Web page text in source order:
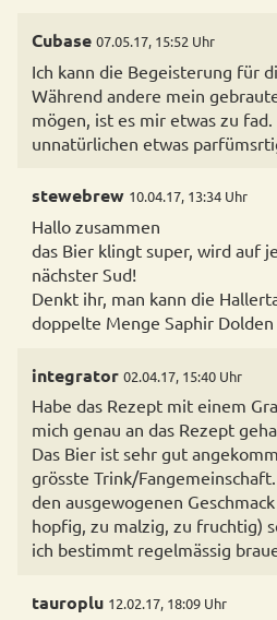
Cubase 07.05.17, 15:52 Uhr
Ich kann die Begeisterung für
Während andere mein
mögen, ist es mir etwas zu fad.
unnatürlichen etwas
stewebrew 10.04.17, 13:34 Uhr
Hallo zusammen
das Bier klingt super, wird auf
nächster Sud!
Denkt ihr, man kann die
integrator 02.04.17, 15:40 Uhr
Habe das Rezept mit einem
mich genau an das Rezept
Das Bier ist sehr gut
grösste Trink/
den ausgewogenen
hopfig, zu malzig, zu fruchtig)
ich bestimmt regelmässig
tauroplu 12.02.17, 18:09 Uhr